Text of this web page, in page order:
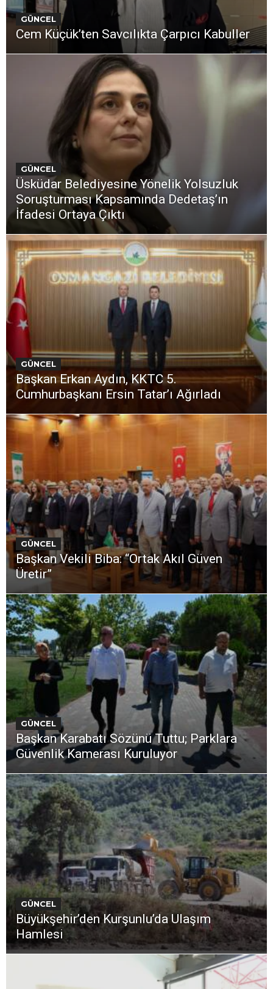
GÜNCEL
Cem Küçük’ten Savcılıkta Çarpıcı Kabuller
GÜNCEL
Üsküdar Belediyesine Yönelik Yolsuzluk
Soruşturması Kapsamında Dedetaş’ın
İfadesi Ortaya Çıktı
GÜNCEL
Başkan Erkan Aydın, KKTC 5.
Cumhurbaşkanı Ersin Tatar’ı Ağırladı
GÜNCEL
Başkan Vekili Biba: “Ortak Akıl Güven
Üretir”
GÜNCEL
Başkan Karabatı Sözünü Tuttu; Parklara
Güvenlik Kamerası Kuruluyor
GÜNCEL
Büyükşehir’den Kurşunlu’da Ulaşım
Hamlesi